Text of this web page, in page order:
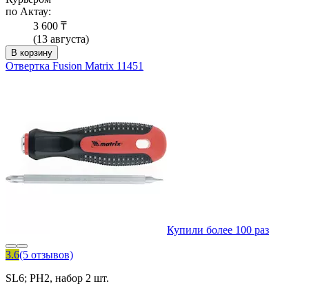
по Актау:
3 600 ₸
(13 августа)
В корзину
Отвертка Fusion Matrix 11451
Купили более 100 раз
3.6(5 отзывов)
SL6; PH2, набор 2 шт.